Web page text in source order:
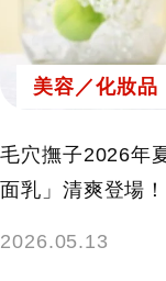
美容／化妝品
毛穴撫子2026年
面乳」清爽登場！
2026.05.13